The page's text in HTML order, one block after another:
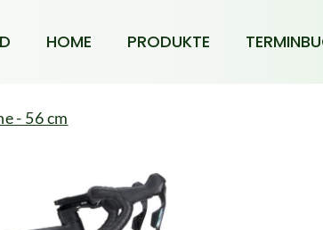
HOME PRODUKTE
- 56 cm